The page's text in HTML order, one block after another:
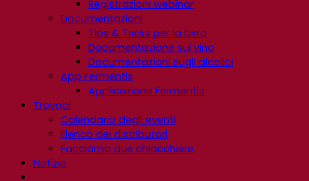
Registrazioni webinar
Documentazioni
Tips & Tricks per la birra
Documentazione sul vino
Documentazioni sugli alcolici
App Fermentis
Applicazione Fermentis
Trovaci
Calendario degli eventi
Elenco dei distributori
Facciamo due chiacchiere
Notizie